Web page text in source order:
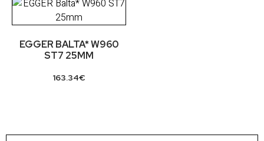
EGGER BALTA* W960
ST7 25MM
163.34€